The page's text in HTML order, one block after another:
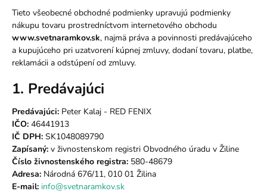
Tieto všeobecné obchodné podmienky upravujú podmienky
nákupu tovaru prostredníctvom internetového obchodu
www.svetnaramkov.sk, najmä práva a povinnosti predávajúceho
a kupujúceho pri uzatvorení kúpnej zmluvy, dodaní tovaru, platbe,
reklamácii a odstúpení od zmluvy.
1. Predávajúci
Predávajúci: Peter Kalaj - RED FENIX
IČO: 46441913
IČ DPH: SK1048089790
Zapísaný: v živnostenskom registri Obvodného úradu v Žiline
Číslo živnostenského registra: 580-48679
Adresa: Národná 676/11, 010 01 Žilina
E-mail: info@svetnaramkov.sk